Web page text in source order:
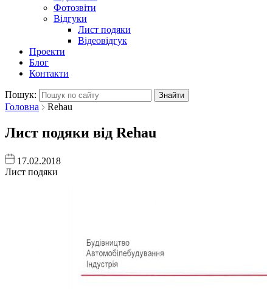
Фотозвіти
Відгуки
Лист подяки
Відеовідгук
Проекти
Блог
Контакти
Пошук:
Головна
Rehau
Лист подяки від Rehau
17.02.2018
Лист подяки